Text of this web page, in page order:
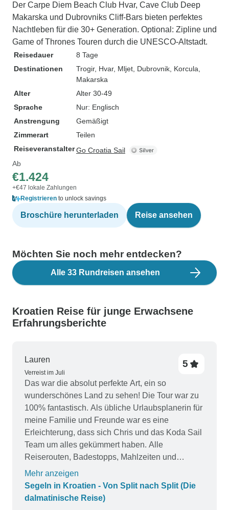
Der Carpe Diem Beach Club Hvar, Cave Club Deep
Makarska und Dubrovniks Cliff-Bars bieten perfektes
Nachtleben für die 30+ Generation. Optional: Zipline und
Game of Thrones Touren durch die UNESCO-Altstadt.
Reisedauer
8 Tage
Destinationen
Trogir, Hvar, Mljet , Dubrovnik , Korcula
Makarska
Alter
Alter 30-49
Sprache
Nur: Englisch
Anstrengung
Gemäßigt
Zimmerart
Teilen
ReiseveranstalterGo Croatia Sail
Ab
€1.424
+€47 lokale Zahlungen
Registrieren to unlock savings
Broschüre herunterladen Reise ansehen
Möchten Sie noch mehr entdecken?
Alle 33 Rundreisen ansehen
Kroatien Reise für junge Erwachsene
Erfahrungsberichte
Lauren
Verreist im Juli
5
Das war die absolut perfekte Art, ein so
wunderschönes Land zu sehen! Die Tour war zu
100% fantastisch. Als übliche Urlaubsplanerin für
meine Familie und Freunde war es eine
Erleichterung, dass sich Chris und das Koda Sail
Team um alles gekümmert haben. Alle
Reiserouten, Badestopps, Mahlzeiten und
Ausflüge wurden vom Team geplant, so dass
meine Freunde und ich uns darauf konzentrieren
konnten, das wunderschöne Kroatien zu
Mehr anzeigen
Segeln in Kroatien - Von Split nach Split (Die
dalmatinische Reise)